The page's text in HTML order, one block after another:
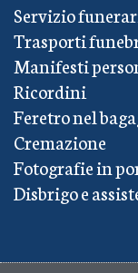
Servizio
Trasporti
Manifesti
Ricordini
Feretro nel
Cremazione
Fotografie in
Disbrigo e